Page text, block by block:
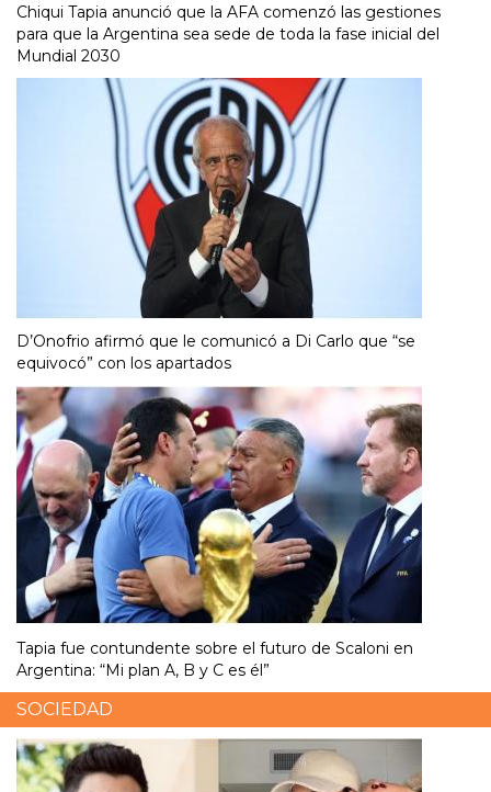
Chiqui Tapia anunció que la AFA comenzó las gestiones
para que la Argentina sea sede de toda la fase inicial del
Mundial 2030
D’Onofrio afirmó que le comunicó a Di Carlo que “se
equivocó” con los apartados
Tapia fue contundente sobre el futuro de Scaloni en
Argentina: “Mi plan A, B y C es él”
SOCIEDAD